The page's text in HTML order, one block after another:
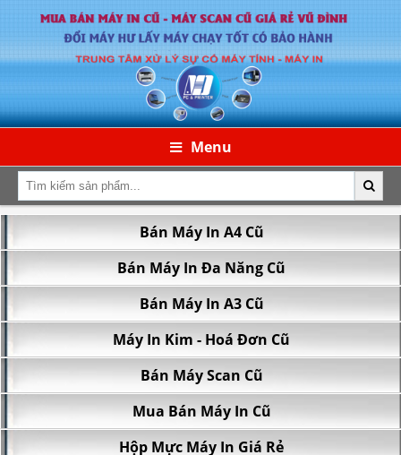
Menu
43/13 Đoàn Giỏi, P. Tân Sơn Nhì, TP.HCM
Bán Máy In A4 Cũ
Bán Máy In Đa Năng Cũ
Bán Máy In A3 Cũ
Máy In Kim - Hoá Đơn Cũ
Bán Máy Scan Cũ
Mua Bán Máy In Cũ
Hộp Mực Máy In Giá Rẻ